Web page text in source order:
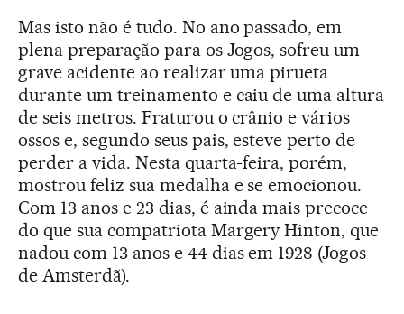
Mas isto não é tudo. No ano passado, em
plena preparação para os Jogos, sofreu um
grave acidente ao realizar uma pirueta
durante um treinamento e caiu de uma altura
de seis metros. Fraturou o crânio e vários
ossos e, segundo seus pais, esteve perto de
perder a vida. Nesta quarta-feira, porém,
mostrou feliz sua medalha e se emocionou.
Com 13 anos e 23 dias, é ainda mais precoce
do que sua compatriota Margery Hinton, que
nadou com 13 anos e 44 dias em 1928 (Jogos
de Amsterdã).